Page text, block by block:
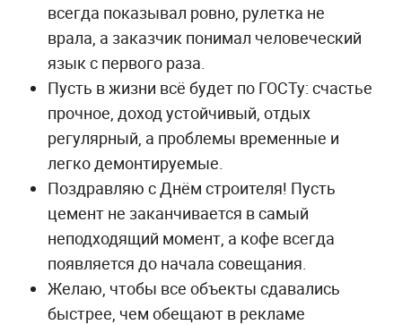
всегда показывал ровно, рулетка не
врала, а заказчик понимал человеческий
язык с первого раза.
Пусть в жизни всё будет по ГОСТу: счастье
прочное, доход устойчивый, отдых
регулярный, а проблемы временные и
легко демонтируемые.
Поздравляю с Днём строителя! Пусть
цемент не заканчивается в самый
неподходящий момент, а кофе всегда
появляется до начала совещания.
Желаю, чтобы все объекты сдавались
быстрее, чем обещают в рекламе